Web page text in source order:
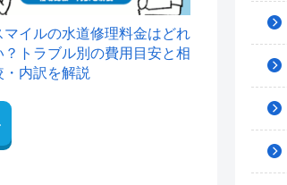
マイルの水道修理料金はどれ
？トラブル別の費用目安と相
・内訳を解説